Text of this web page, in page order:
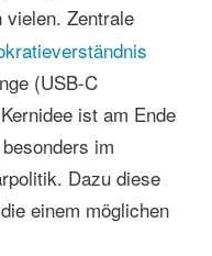
Zentrale
(USB-C
ist am Ende
im
Dazu diese
einem möglichen